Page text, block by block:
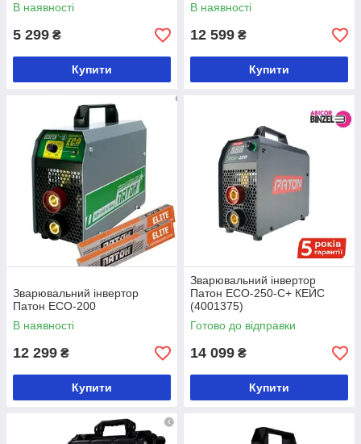
В наявності
5 299 ₴
Купити
В наявності
12 599 ₴
Купити
Зварювальний інвертор
Патон ECO-200
В наявності
12 299 ₴
Купити
Зварювальний інвертор
Патон ECO-250-C+ КЕЙС
(4001375)
Готово до відправки
14 099 ₴
Купити